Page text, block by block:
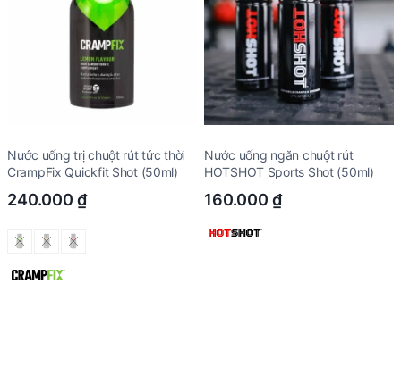
Nước uống trị chuột rút tức thời
CrampFix Quickfit Shot (50ml)
240.000 ₫
Nước uống ngăn chuột rút
HOTSHOT Sports Shot (50ml)
160.000 ₫